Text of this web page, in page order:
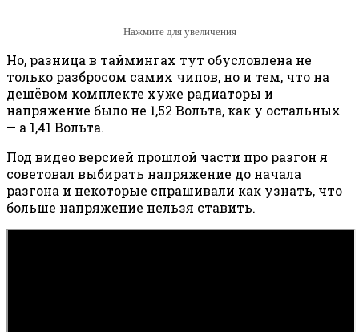
Нажмите для увеличения
Но, разница в таймингах тут обусловлена не
только разбросом самих чипов, но и тем, что на
дешёвом комплекте хуже радиаторы и
напряжение было не 1,52 Вольта, как у остальных
— а 1,41 Вольта.
Под видео версией прошлой части про разгон я
советовал выбирать напряжение до начала
разгона и некоторые спрашивали как узнать, что
больше напряжение нельзя ставить.